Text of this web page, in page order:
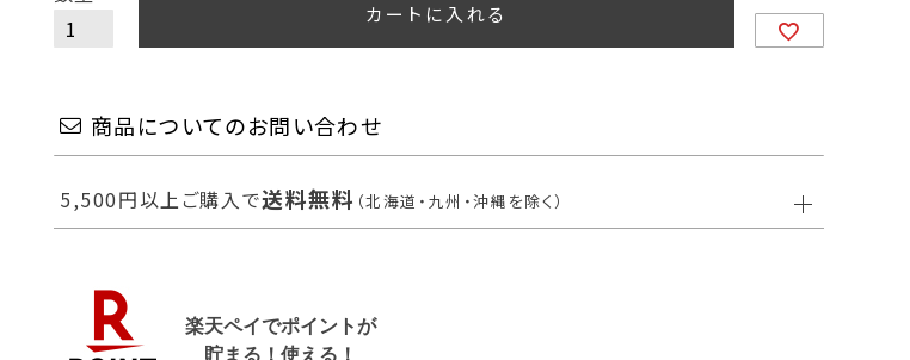
カートに入れる
商品についてのお問い合わせ
5,500円以上ご購入で送料無料 （北海道・九州・沖縄を除く）